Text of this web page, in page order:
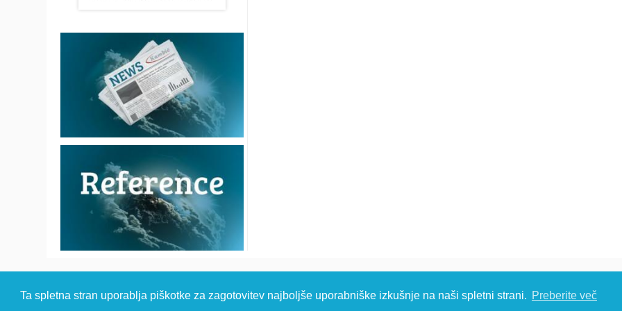
Ta spletna stran uporablja piškotke za zagotovitev najboljše uporabniške izkušnje na naši spletni strani. Preberite več
HEADQUARTERS: T: +386 (0)7 35 65 220, F: +386 (0)7 35 65 232, E:
info@kambic.com-Zasebnost in